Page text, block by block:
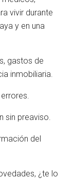
vivir durante
y en una
gastos de
inmobiliaria.
sin preaviso.
del
¿te lo